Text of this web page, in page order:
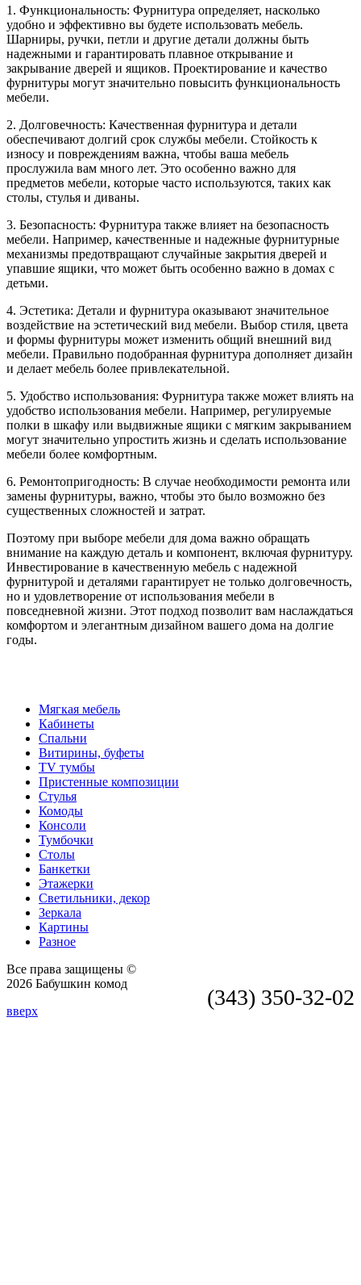
1. Функциональность: Фурнитура определяет, насколько
удобно и эффективно вы будете использовать мебель.
Шарниры, ручки, петли и другие детали должны быть
надежными и гарантировать плавное открывание и
закрывание дверей и ящиков. Проектирование и качество
фурнитуры могут значительно повысить функциональность
мебели.
2. Долговечность: Качественная фурнитура и детали
обеспечивают долгий срок службы мебели. Стойкость к
износу и повреждениям важна, чтобы ваша мебель
прослужила вам много лет. Это особенно важно для
предметов мебели, которые часто используются, таких как
столы, стулья и диваны.
3. Безопасность: Фурнитура также влияет на безопасность
мебели. Например, качественные и надежные фурнитурные
механизмы предотвращают случайные закрытия дверей и
упавшие ящики, что может быть особенно важно в домах с
детьми.
4. Эстетика: Детали и фурнитура оказывают значительное
воздействие на эстетический вид мебели. Выбор стиля, цвета
и формы фурнитуры может изменить общий внешний вид
мебели. Правильно подобранная фурнитура дополняет дизайн
и делает мебель более привлекательной.
5. Удобство использования: Фурнитура также может влиять на
удобство использования мебели. Например, регулируемые
полки в шкафу или выдвижные ящики с мягким закрыванием
могут значительно упростить жизнь и сделать использование
мебели более комфортным.
6. Ремонтопригодность: В случае необходимости ремонта или
замены фурнитуры, важно, чтобы это было возможно без
существенных сложностей и затрат.
Поэтому при выборе мебели для дома важно обращать
внимание на каждую деталь и компонент, включая фурнитуру.
Инвестирование в качественную мебель с надежной
фурнитурой и деталями гарантирует не только долговечность,
но и удовлетворение от использования мебели в
повседневной жизни. Этот подход позволит вам наслаждаться
комфортом и элегантным дизайном вашего дома на долгие
годы.
Мягкая мебель
Кабинеты
Спальни
Витирины, буфеты
TV тумбы
Пристенные композиции
Стулья
Комоды
Консоли
Тумбочки
Столы
Банкетки
Этажерки
Светильники, декор
Зеркала
Картины
Разное
(343) 350-32-02
Все права защищены ©
2026 Бабушкин комод
вверх